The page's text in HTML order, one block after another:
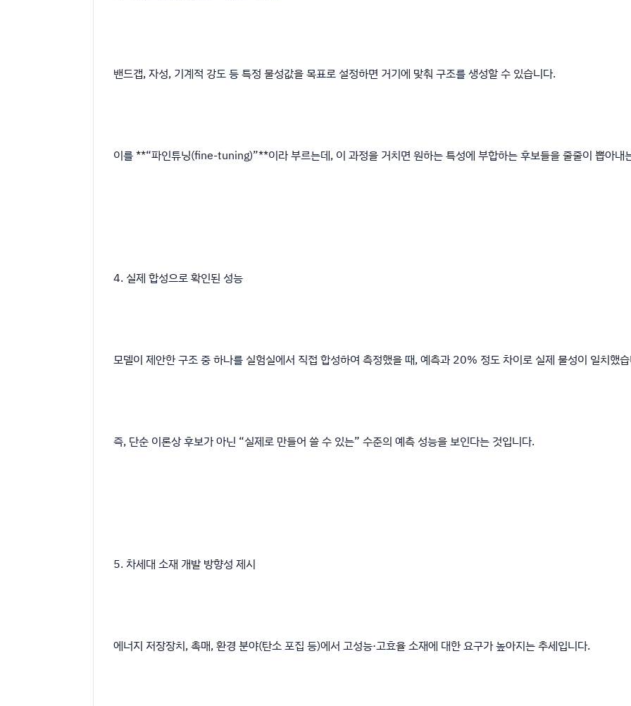
밴드갭, 자성, 기계적 강도 등 특정 물성값을 목표로 설정하면 거기에 맞춰 구조를 생성할 수 있습니다.
이를 **“파인튜닝(fine-tuning)”**이라 부르는데, 이 과정을 거치면 원하는 특성에 부합하는 후보들을 줄줄이 뽑아내
4. 실제 합성으로 확인된 성능
모델이 제안한 구조 중 하나를 실험실에서 직접 합성하여 측정했을 때, 예측과 20% 정도 차이로 실제 물성이 일치했
즉, 단순 이론상 후보가 아닌 “실제로 만들어 쓸 수 있는” 수준의 예측 성능을 보인다는 것입니다.
5. 차세대 소재 개발 방향성 제시
에너지 저장장치, 촉매, 환경 분야(탄소 포집 등)에서 고성능·고효율 소재에 대한 요구가 높아지는 추세입니다.